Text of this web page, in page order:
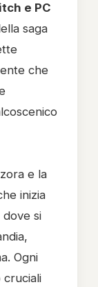
e PC
saga
che
e la
inizia
dove si
Ogni
cruciali